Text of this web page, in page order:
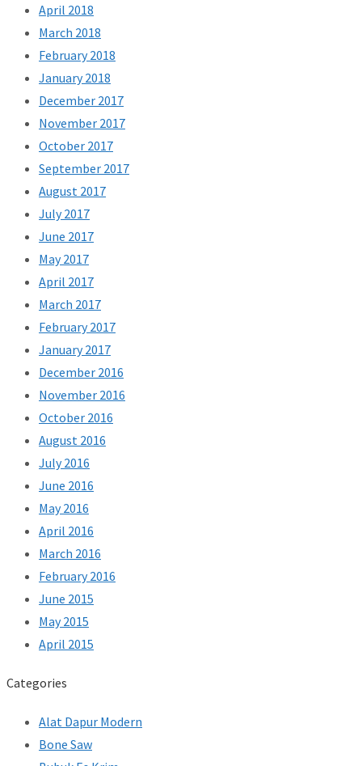
April 2018
March 2018
February 2018
January 2018
December 2017
November 2017
October 2017
September 2017
August 2017
July 2017
June 2017
May 2017
April 2017
March 2017
February 2017
January 2017
December 2016
November 2016
October 2016
August 2016
July 2016
June 2016
May 2016
April 2016
March 2016
February 2016
June 2015
May 2015
April 2015
Categories
Alat Dapur Modern
Bone Saw